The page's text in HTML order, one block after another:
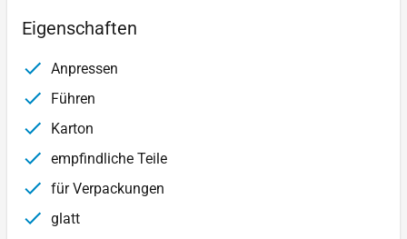
Eigenschaften
Anpressen
Führen
Karton
empfindliche Teile
für Verpackungen
glatt